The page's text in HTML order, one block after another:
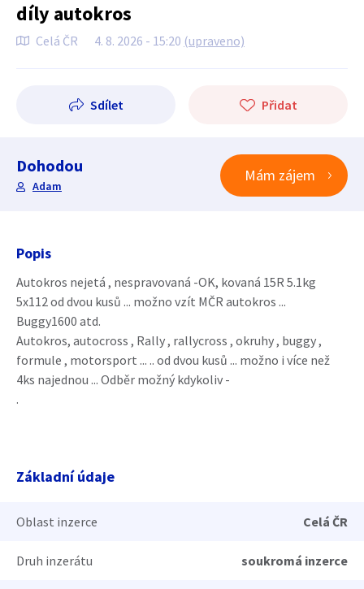
díly autokros
Celá ČR 4. 8. 2026 - 15:20 (upraveno)
Sdílet Přidat
Dohodou
Adam
Mám zájem
Popis
Autokros nejetá , nespravovaná -OK, kovaná 15R 5.1kg
5x112 od dvou kusů ... možno vzít MČR autokros ...
Buggy1600 atd.
Autokros, autocross , Rally , rallycross , okruhy , buggy ,
formule , motorsport ... .. od dvou kusů ... možno i více než
4ks najednou ... Odběr možný kdykoliv -
.
Základní údaje
Oblast inzerce Celá ČR
Druh inzerátu soukromá inzerce